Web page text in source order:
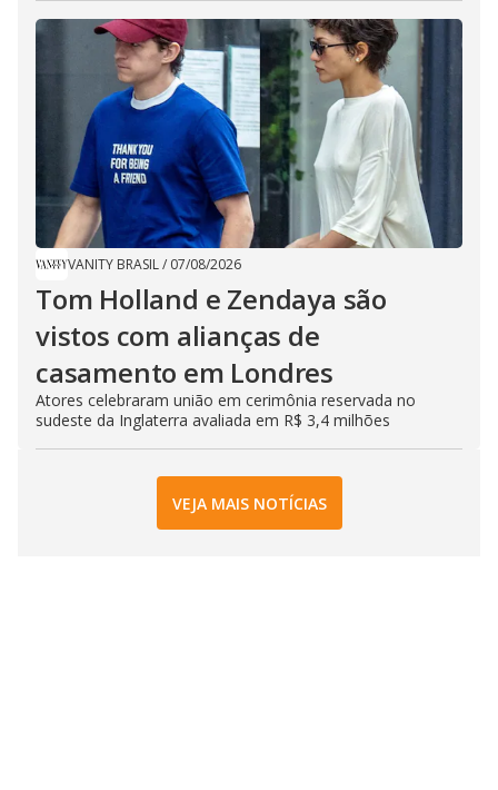
VANITY BRASIL/ 07/08/2026
Tom Holland e Zendaya são
vistos com alianças de
casamento em Londres
Atores celebraram união em cerimônia reservada no
sudeste da Inglaterra avaliada em R$ 3,4 milhões
VEJA MAIS NOTÍCIAS